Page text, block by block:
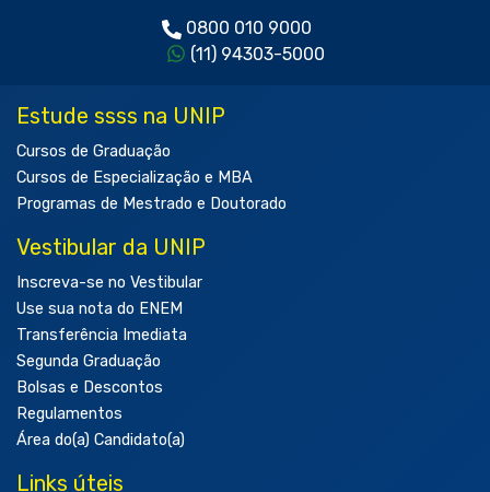
0800 010 9000
(11) 94303-5000
Estude ssss na UNIP
Cursos de Graduação
Cursos de Especialização e MBA
Programas de Mestrado e Doutorado
Vestibular da UNIP
Inscreva-se no Vestibular
Use sua nota do ENEM
Transferência Imediata
Segunda Graduação
Bolsas e Descontos
Regulamentos
Área do(a) Candidato(a)
Links úteis